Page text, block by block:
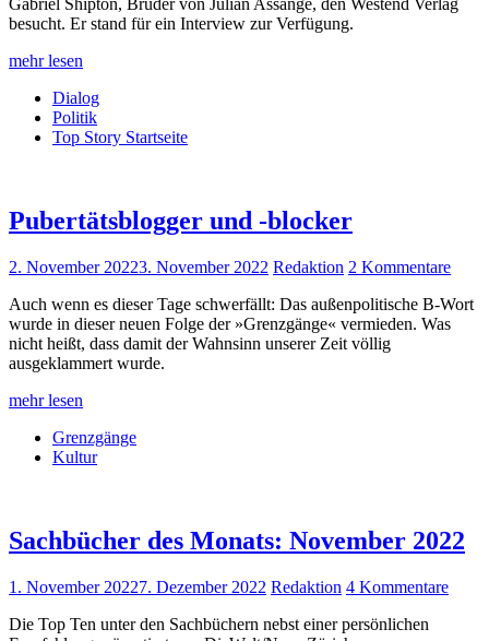
Gabriel Shipton, Bruder von Julian Assange, den Westend Verlag
besucht. Er stand für ein Interview zur Verfügung.
mehr lesen
Dialog
Politik
Top Story Startseite
Pubertätsblogger und -blocker
2. November 20223. November 2022 Redaktion 2 Kommentare
Auch wenn es dieser Tage schwerfällt: Das außenpolitische B-Wort
wurde in dieser neuen Folge der »Grenzgänge« vermieden. Was
nicht heißt, dass damit der Wahnsinn unserer Zeit völlig
ausgeklammert wurde.
mehr lesen
Grenzgänge
Kultur
Sachbücher des Monats: November 2022
1. November 20227. Dezember 2022 Redaktion 4 Kommentare
Die Top Ten unter den Sachbüchern nebst einer persönlichen